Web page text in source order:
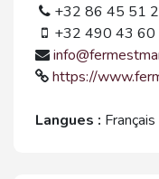
+32 86 45 51
+32 490 43 60
https://
Langues : Français